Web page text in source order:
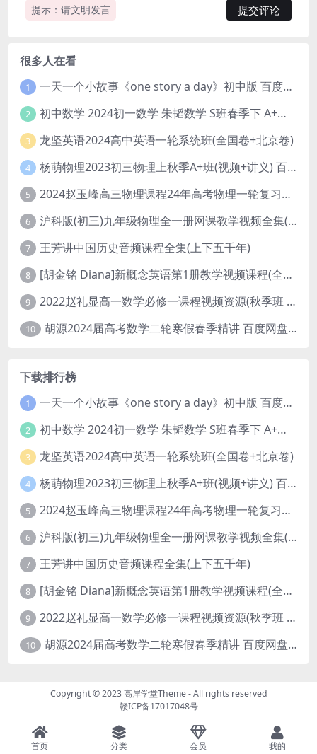
提示：请文明发言
很多人在看
1 一天一个小故事《one story a day》初中版 百度网盘分享下载
2 初中数学 2024初一数学 朱韬数学 S班春季下 A+班春季下 百度云网盘
3 龙坚英语2024高中英语一轮系统班(全国卷+北京卷)
4 杨萌物理2023初三物理上秋季A+班(视频+讲义) 百度网盘分享
5 2024赵玉峰高三物理课程24年高考物理一轮复习网课教程
6 沪科版(初三)九年级物理全一册网课教学视频全集(录播版 杜春雨 66讲)
7 王芳讲中国历史音频课程全集(上下五千年)
8 [胡金铭 Diana]新概念英语第1册教学视频课程(全集 百度网盘下载)
9 2022赵礼显高一数学必修一课程视频资源(秋季班 含讲义)百度网盘云
10 胡源2024届高考数学二轮寒假春季精讲 百度网盘分享
下载排行榜
1 一天一个小故事《one story a day》初中版 百度网盘分享下载
2 初中数学 2024初一数学 朱韬数学 S班春季下 A+班春季下 百度云网盘
3 龙坚英语2024高中英语一轮系统班(全国卷+北京卷)
4 杨萌物理2023初三物理上秋季A+班(视频+讲义) 百度网盘分享
5 2024赵玉峰高三物理课程24年高考物理一轮复习网课教程
6 沪科版(初三)九年级物理全一册网课教学视频全集(录播版 杜春雨 66讲)
7 王芳讲中国历史音频课程全集(上下五千年)
8 [胡金铭 Diana]新概念英语第1册教学视频课程(全集 百度网盘下载)
9 2022赵礼显高一数学必修一课程视频资源(秋季班 含讲义)百度网盘云
10 胡源2024届高考数学二轮寒假春季精讲 百度网盘分享
Copyright © 2023高岸学堂Theme- All rights reserved
赣ICP备17017048号
首页 分类 会员 我的